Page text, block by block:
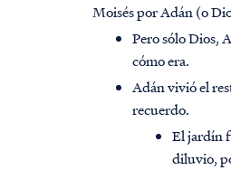
Moisés por Adán (o
Pero sólo Dios,
cómo era.
Adán vivió el
recuerdo.
El jardín
diluvio,